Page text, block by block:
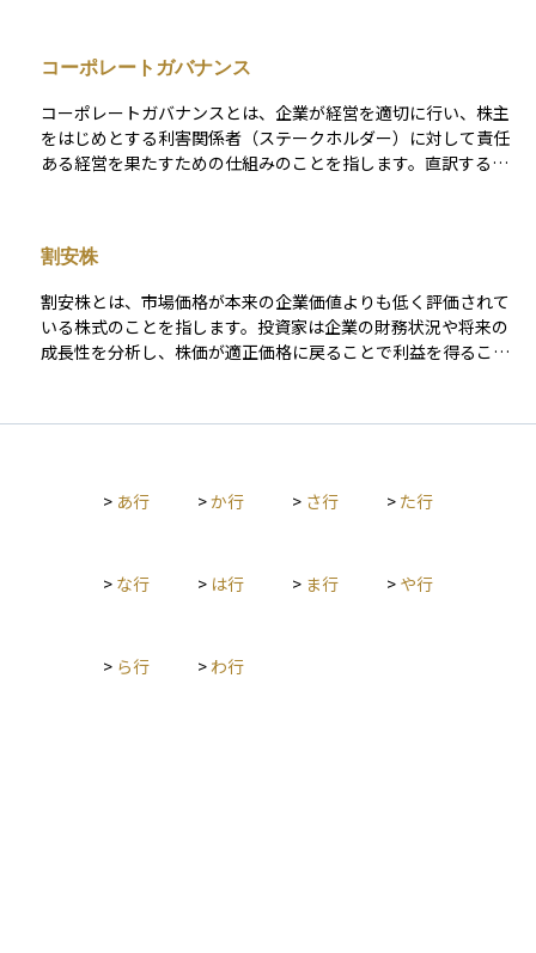
わるため、近年はESG（環境・社会・ガバナンス）視点も加味
される傾向があります。企業価値の向上を図る施策は、市場で
の信用力や株価形成にも大きく影響します。
コーポレートガバナンス
コーポレートガバナンスとは、企業が経営を適切に行い、株主
をはじめとする利害関係者（ステークホルダー）に対して責任
ある経営を果たすための仕組みのことを指します。直訳すると
の充実、株主の意見を反映させる仕組みなどがコーポレートガ
バナンスの具体的な取り組みにあたります。これにより、不正
や粉飾決算の予防、長期的な企業価値の向上、投資家からの信
頼獲得が期待されます。 資産運用の観点からは、コーポレート
ガバナンスがしっかりしている企業は、経営の安定性や成長性
割安株
割安株とは、市場価格が本来の企業価値よりも低く評価されて
いる株式のことを指します。投資家は企業の財務状況や将来の
成長性を分析し、株価が適正価格に戻ることで利益を得ること
期投資家に人気があります。
> あ行 >か行 > さ行 > た行
> な行 > は行 > ま行 > や行
> ら行 > わ行